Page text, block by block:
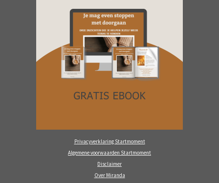
Privacyverklaring Startmoment
Algemene voorwaarden Startmoment
Disclaimer
Over Miranda